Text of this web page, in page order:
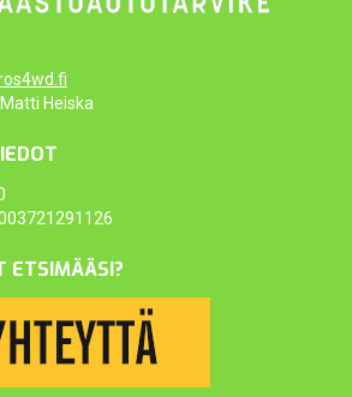
Heiska
ETSIMÄÄSI?